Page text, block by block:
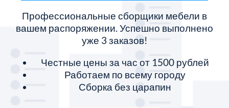
Профессиональные сборщики мебели в
вашем распоряжении. Успешно выполнено
уже 3 заказов!
Честные цены за час от 1500 рублей
Работаем по всему городу
Сборка без царапин